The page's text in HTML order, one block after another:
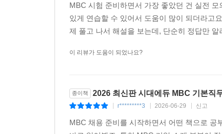
MBC 시험 준비하면서 가장 좋았던 건 실전
있게 연습할 수 있어서 도움이 많이 되더라고
제 풀고 나서 해설을 보는데, 단순히 정답만
이 리뷰가 도움이 되었나요?
종이책 2026 최신판 시대에듀 MBC 기본직
r*********3 2026-06-29 신고
MBC 채용 준비를 시작하면서 어떤 책으로